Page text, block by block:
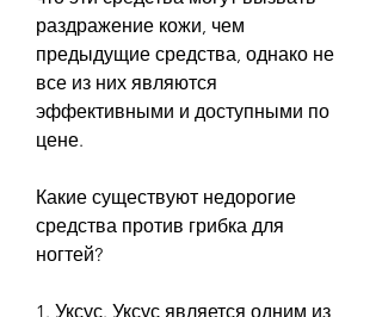
раздражение кожи, чем
предыдущие средства, однако не
все из них являются
эффективными и доступными по
цене.
Какие существуют недорогие
средства против грибка для
ногтей?
1. Уксус. Уксус является одним из